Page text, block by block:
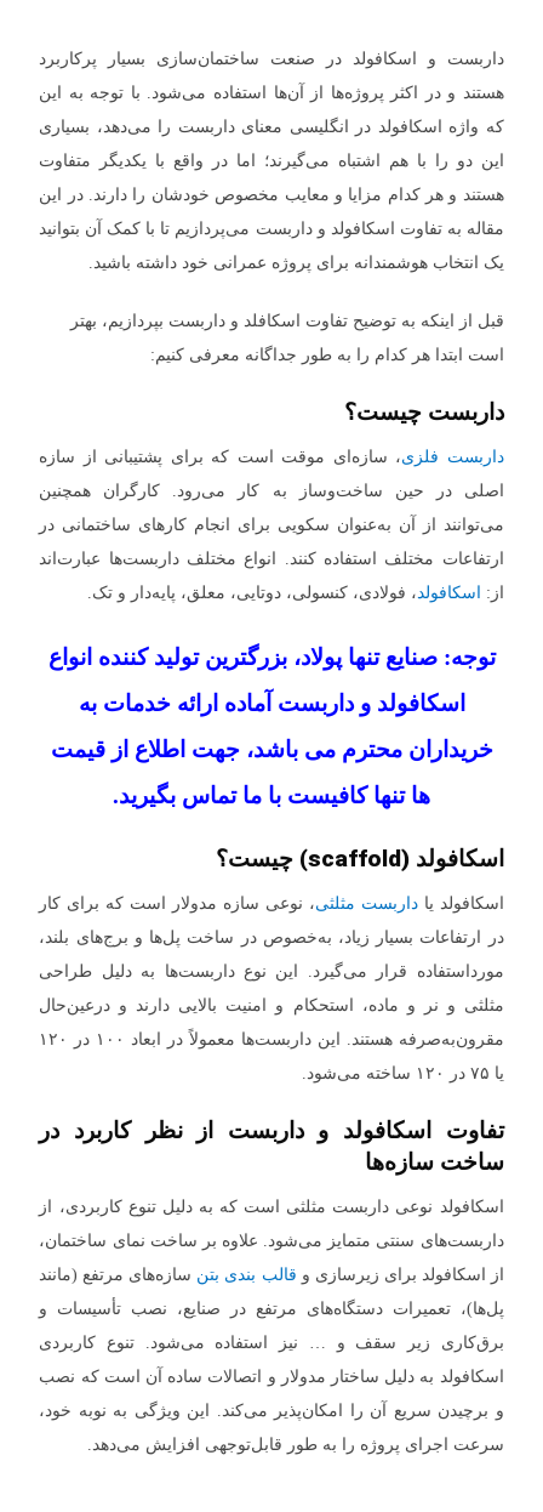
داربست و اسکافولد در صنعت ساختمان‌سازی بسیار پرکاربرد
هستند و در اکثر پروژه‌ها از آن‌ها استفاده می‌شود. با توجه به این
که واژه اسکافولد در انگلیسی معنای داربست را می‌دهد، بسیاری
این دو را با هم اشتباه می‌گیرند؛ اما در واقع با یکدیگر متفاوت
هستند و هر کدام مزایا و معایب مخصوص خودشان را دارند. در این
مقاله به تفاوت اسکافولد و داربست می‌پردازیم تا با کمک آن بتوانید
یک انتخاب هوشمندانه برای پروژه عمرانی خود داشته باشید.
قبل از اینکه به توضیح تفاوت اسکافلد و داربست بپردازیم، بهتر
است ابتدا هر کدام را به طور جداگانه معرفی کنیم:
داربست چیست؟
داربست فلزی، سازه‌ای موقت است که برای پشتیبانی از سازه
اصلی در حین ساخت‌وساز به کار می‌رود. کارگران همچنین
می‌توانند از آن به‌عنوان سکویی برای انجام کارهای ساختمانی در
ارتفاعات مختلف استفاده کنند. انواع مختلف داربست‌ها عبارت‌اند
از: اسکافولد ، فولادی، کنسولی، دوتایی، معلق، پایه‌دار و تک.
توجه: صنایع تنها پولاد، بزرگترین تولید کننده انواع
اسکافولد و داربست آماده ارائه خدمات به
خریداران محترم می باشد، جهت اطلاع از قیمت
ها تنها کافیست با ما تماس بگیرید.
اسکافولد (scaffold) چیست؟
اسکافولد یاداربست مثلثی، نوعی سازه مدولار است که برای کار
در ارتفاعات بسیار زیاد، به‌خصوص در ساخت پل‌ها و برج‌های بلند،
مورداستفاده قرار می‌گیرد. این نوع داربست‌ها به دلیل طراحی
مثلثی و نر و ماده، استحکام و امنیت بالایی دارند و درعین‌حال
مقرون‌به‌صرفه هستند. این داربست‌ها معمولاً در ابعاد ۱۰۰ در ۱۲۰
یا ۷۵ در ۱۲۰ ساخته می‌شود.
تفاوت اسکافولد و داربست از نظر کاربرد در
ساخت سازه‌ها
اسکافولد نوعی داربست مثلثی است که به دلیل تنوع کاربردی، از
داربست‌های سنتی متمایز می‌شود. علاوه بر ساخت نمای ساختمان،
از اسکافولد برای زیرسازی و قالب بندی بتن سازه‌های مرتفع (مانند
پل‌ها)، تعمیرات دستگاه‌های مرتفع در صنایع، نصب تأسیسات و
برق‌کاری زیر سقف و … نیز استفاده می‌شود. تنوع کاربردی
اسکافولد به دلیل ساختار مدولار و اتصالات ساده آن است که نصب
و برچیدن سریع آن را امکان‌پذیر می‌کند. این ویژگی به نوبه خود،
سرعت اجرای پروژه را به طور قابل‌توجهی افزایش می‌دهد.